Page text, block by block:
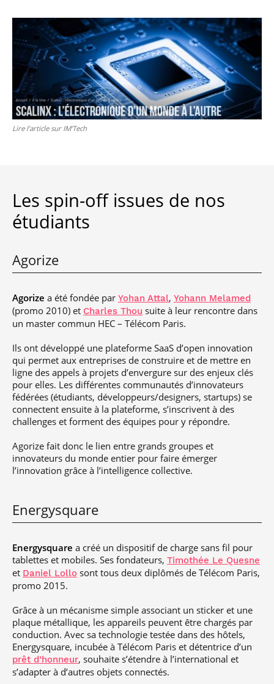
Lire l’article sur IM’Tech
Les spin-off issues de nos
étudiants
Agorize
Agorize a été fondée par Yohan Attal, Yohann Melamed
(promo 2010) et Charles Thou suite à leur rencontre dans
un master commun HEC – Télécom Paris.
Ils ont développé une plateforme SaaS d’open innovation
qui permet aux entreprises de construire et de mettre en
ligne des appels à projets d’envergure sur des enjeux clés
pour elles. Les différentes communautés d’innovateurs
fédérées (étudiants, développeurs/designers, startups) se
connectent ensuite à la plateforme, s’inscrivent à des
challenges et forment des équipes pour y répondre.
Agorize fait donc le lien entre grands groupes et
innovateurs du monde entier pour faire émerger
l’innovation grâce à l’intelligence collective.
Energysquare
Energysquare a créé un dispositif de charge sans fil pour
tablettes et mobiles. Ses fondateurs, Timothée Le Quesne
et Daniel Lollo sont tous deux diplômés de Télécom Paris,
promo 2015.
Grâce à un mécanisme simple associant un sticker et une
plaque métallique, les appareils peuvent être chargés par
conduction. Avec sa technologie testée dans des hôtels,
Energysquare, incubée à Télécom Paris et détentrice d’un
prêt d’honneur, souhaite s’étendre à l’international et
s’adapter à d’autres objets connectés.